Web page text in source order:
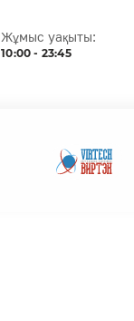
Жұмыс уақыты:
10:00 - 23:45